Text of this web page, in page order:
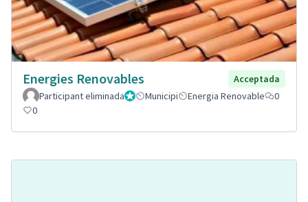
Energies Renovables
Acceptada
Participant eliminadaAdministrador
Municipi Energia Renovable
0
0